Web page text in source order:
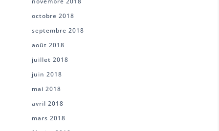
octobre 2018
septembre 2018
août 2018
juillet 2018
juin 2018
mai 2018
avril 2018
mars 2018